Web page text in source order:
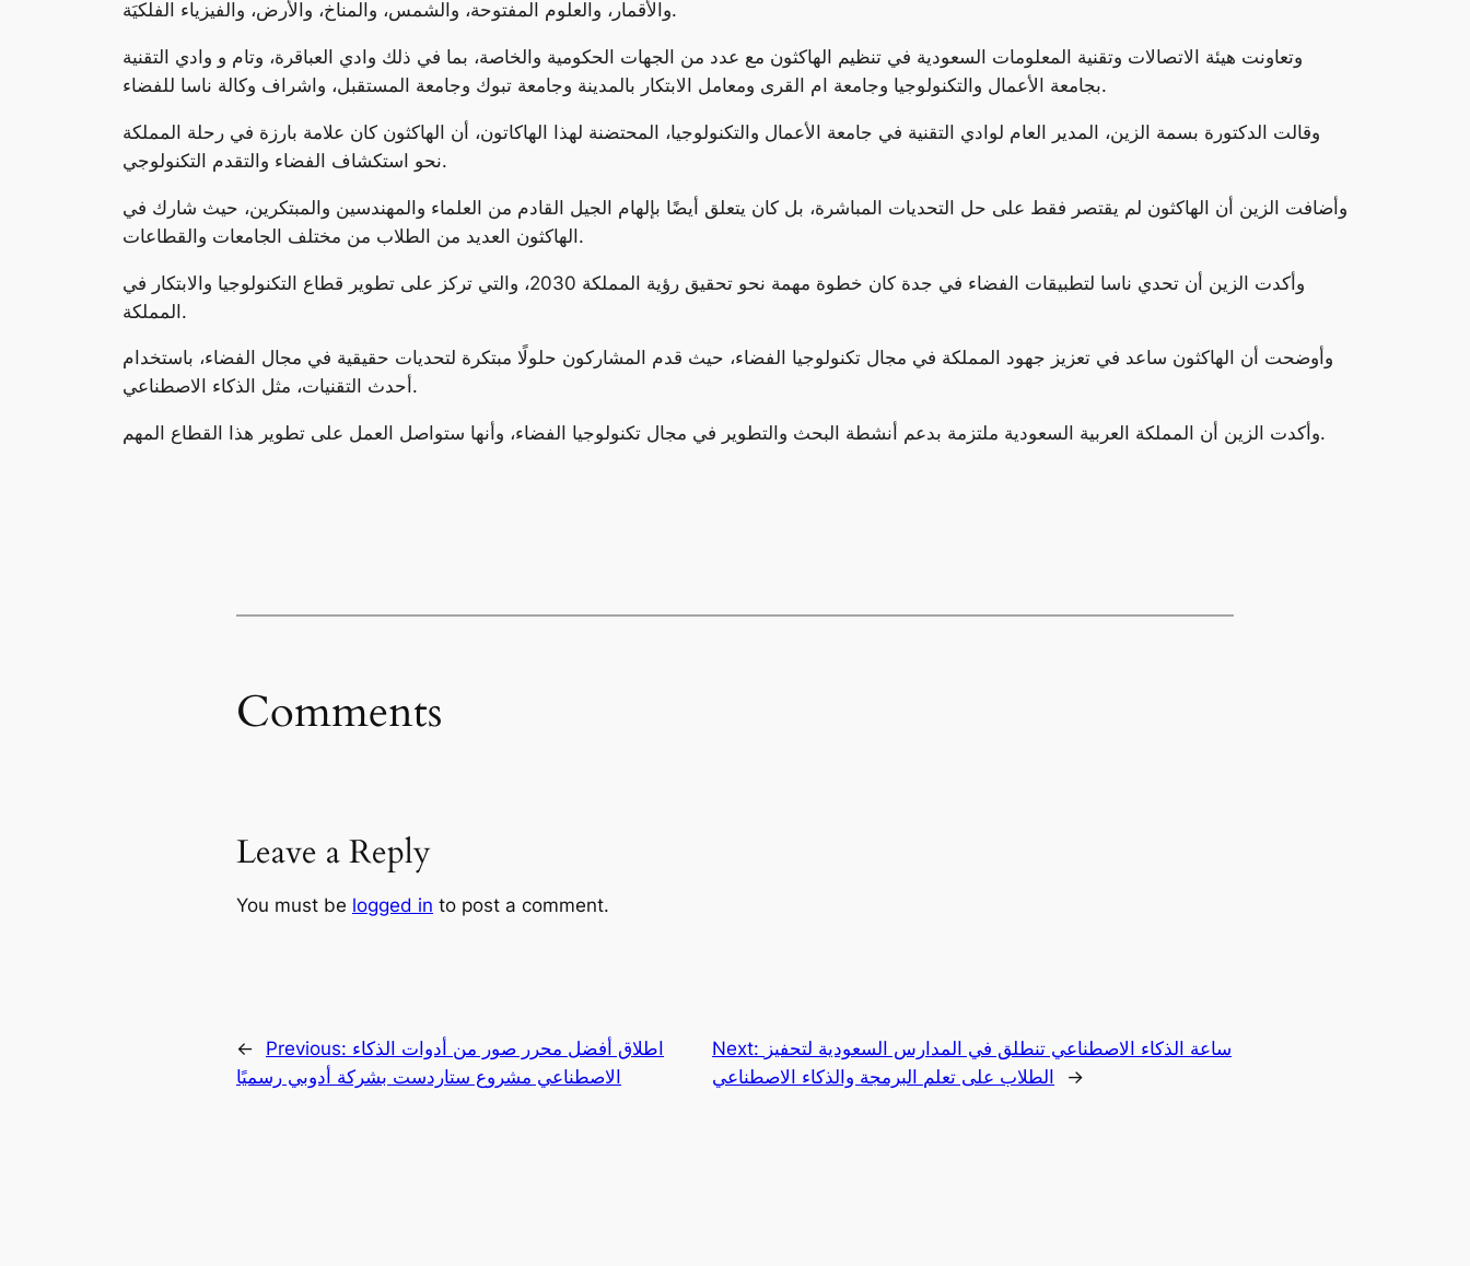
والأقمار، والعلوم المفتوحة، والشمس، والمناخ، والأرض، والفيزياء الفلكيَة.
وتعاونت هيئة الاتصالات وتقنية المعلومات السعودية في تنظيم الهاكثون مع عدد من الجهات الحكومية والخاصة، بما في ذلك وادي العباقرة، وتام و وادي التقنية
بجامعة الأعمال والتكنولوجيا وجامعة ام القرى ومعامل الابتكار بالمدينة وجامعة تبوك وجامعة المستقبل، واشراف وكالة ناسا للفضاء.
وقالت الدكتورة بسمة الزين، المدير العام لوادي التقنية في جامعة الأعمال والتكنولوجيا، المحتضنة لهذا الهاكاتون، أن الهاكثون كان علامة بارزة في رحلة المملكة
نحو استكشاف الفضاء والتقدم التكنولوجي.
وأضافت الزين أن الهاكثون لم يقتصر فقط على حل التحديات المباشرة، بل كان يتعلق أيضًا بإلهام الجيل القادم من العلماء والمهندسين والمبتكرين، حيث شارك في
الهاكثون العديد من الطلاب من مختلف الجامعات والقطاعات.
وأكدت الزين أن تحدي ناسا لتطبيقات الفضاء في جدة كان خطوة مهمة نحو تحقيق رؤية المملكة 2030، والتي تركز على تطوير قطاع التكنولوجيا والابتكار في
المملكة.
وأوضحت أن الهاكثون ساعد في تعزيز جهود المملكة في مجال تكنولوجيا الفضاء، حيث قدم المشاركون حلولًا مبتكرة لتحديات حقيقية في مجال الفضاء، باستخدام
أحدث التقنيات، مثل الذكاء الاصطناعي.
وأكدت الزين أن المملكة العربية السعودية ملتزمة بدعم أنشطة البحث والتطوير في مجال تكنولوجيا الفضاء، وأنها ستواصل العمل على تطوير هذا القطاع المهم.
Comments
Leave a Reply
You must be logged in to post a comment.
← Previous: اطلاق أفضل محرر صور من أدوات الذكاء
الاصطناعي مشروع ستاردست بشركة أدوبي رسميًا
Next: ساعة الذكاء الاصطناعي تنطلق في المدارس السعودية لتحفيز
الطلاب على تعلم البرمجة والذكاء الاصطناعي
→